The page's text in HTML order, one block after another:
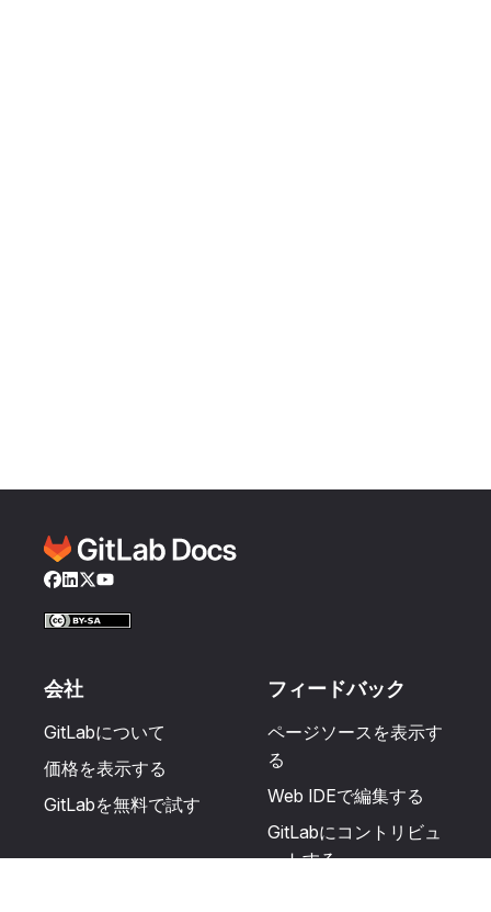
Facebook
LinkedIn
Twitter
YouTube
会社
GitLabについて
価格を表示する
GitLabを無料で試す
フィードバック
ページソースを表示す
る
Web IDEで編集する
GitLabにコントリビュ
ートする